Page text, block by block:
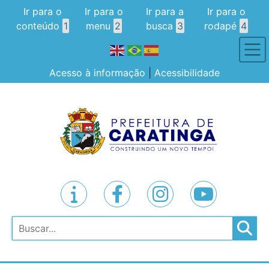
Ir para o
conteúdo 1
Ir para o
menu 2
Ir para a
busca 3
Ir para o
rodapé 4
Acesso à informação Acessibilidade
Pesquisar